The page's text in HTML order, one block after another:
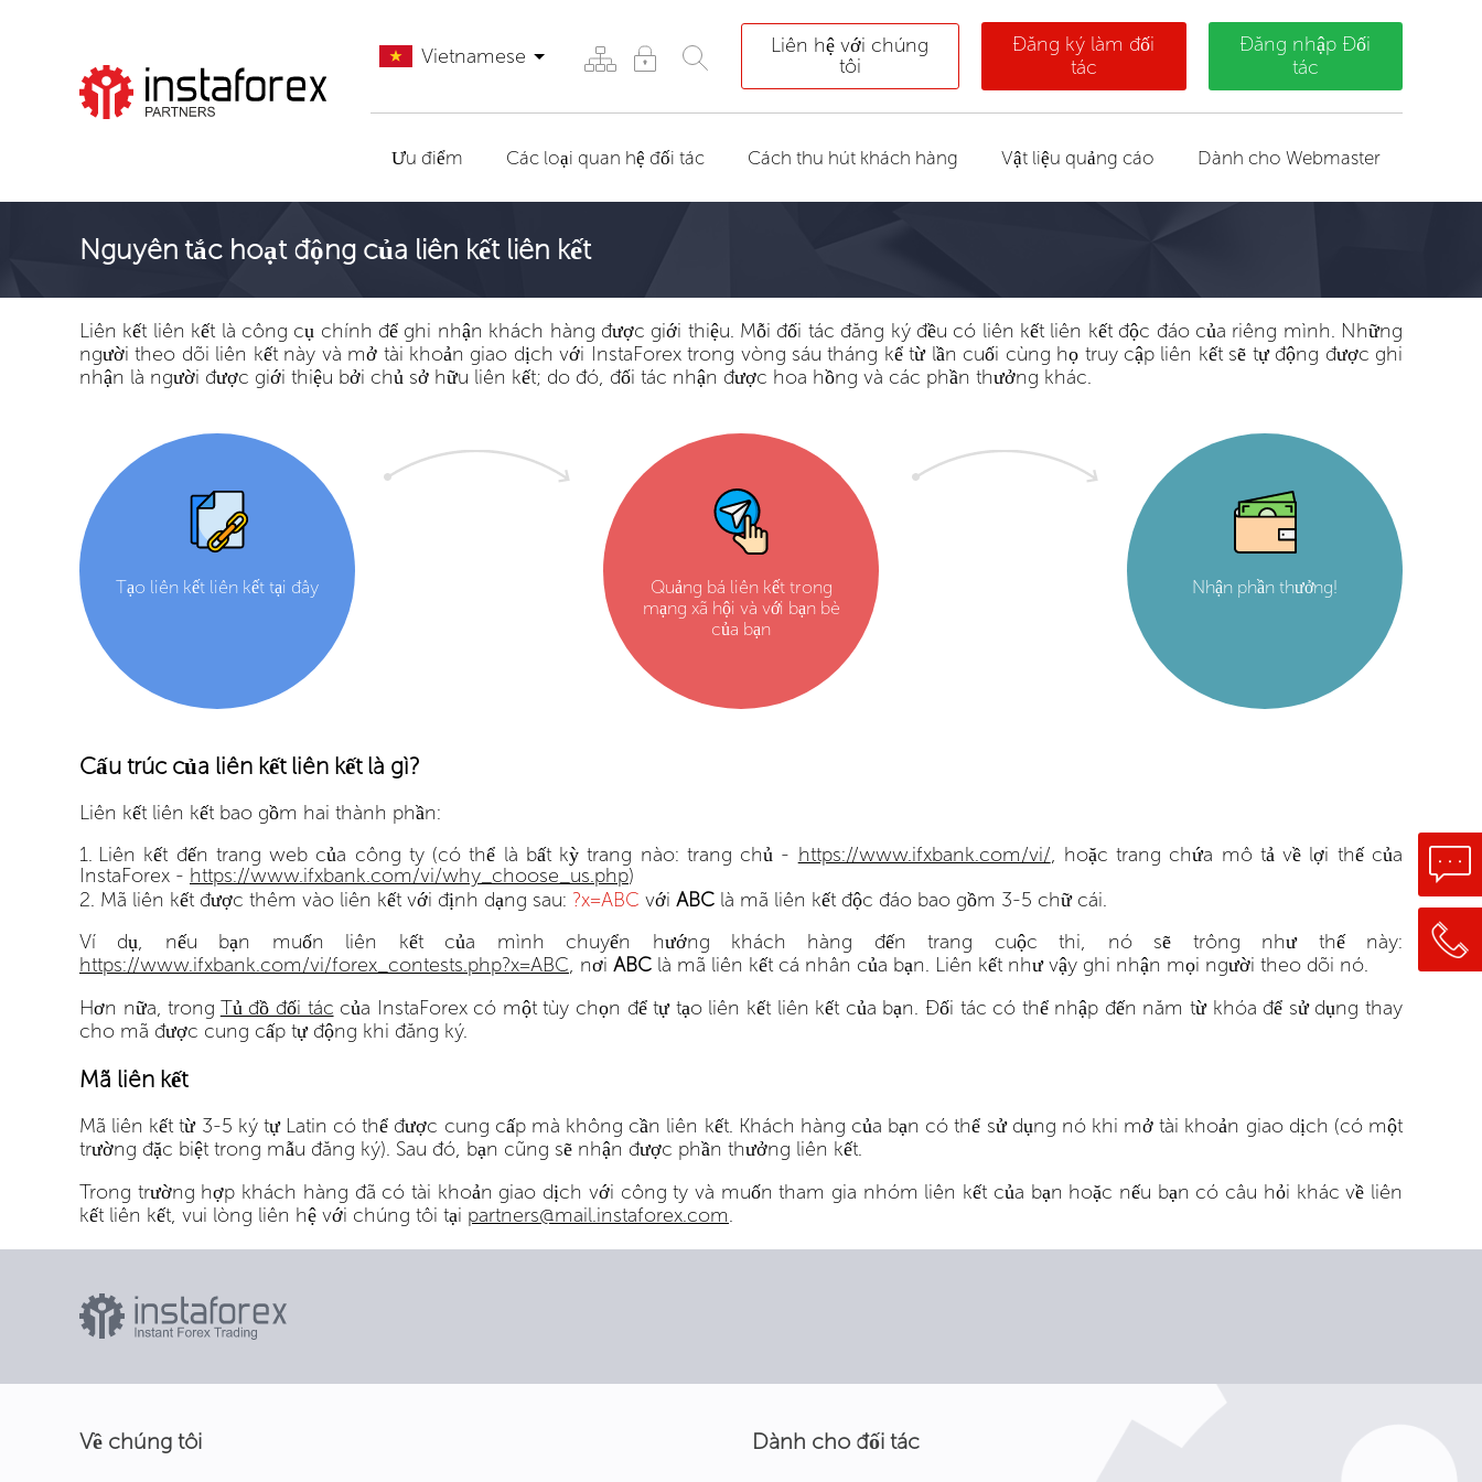
Vietnamese
Liên hệ với chúng
tôi
Đăng ký làm đối
tác
Đăng nhập Đối
tác
Ưu điểm Các loại quan hệ đối tác Cách thu hút khách hàng Vật liệu quảng cáo Dành cho Webmaster
Nguyên tắc hoạt động của liên kết liên kết
Liên kết liên kết là công cụ chính để ghi nhận khách hàng được giới thiệu. Mỗi đối tác đăng ký đều có liên kết liên kết độc đáo của riêng mình. Những
người theo dõi liên kết này và mở tài khoản giao dịch với InstaForex trong vòng sáu tháng kể từ lần cuối cùng họ truy cập liên kết sẽ tự động được ghi
nhận là người được giới thiệu bởi chủ sở hữu liên kết; do đó, đối tác nhận được hoa hồng và các phần thưởng khác.
Tạo liên kết liên kết tại đây
Quảng bá liên kết trong
mạng xã hội và với bạn bè
của bạn
Nhận phần thưởng!
Cấu trúc của liên kết liên kết là gì?
Liên kết liên kết bao gồm hai thành phần:
Liên kết đến trang web của công ty (có thể là bất kỳ trang nào: trang chủ - https://www.ifxbank.com/vi/, hoặc trang chứa mô tả về lợi thế của
InstaForex - https://www.ifxbank.com/vi/why_choose_us.php)
Mã liên kết được thêm vào liên kết với định dạng sau: ?x=ABC với ABC là mã liên kết độc đáo bao gồm 3-5 chữ cái.
Ví dụ, nếu bạn muốn liên kết của mình chuyển hướng khách hàng đến trang cuộc thi, nó sẽ trông như thế này:
https://www.ifxbank.com/vi/forex_contests.php?x=ABC, nơi ABC là mã liên kết cá nhân của bạn. Liên kết như vậy ghi nhận mọi người theo dõi nó.
Hơn nữa, trong Tủ đồ đối tác của InstaForex có một tùy chọn để tự tạo liên kết liên kết của bạn. Đối tác có thể nhập đến năm từ khóa để sử dụng thay
cho mã được cung cấp tự động khi đăng ký.
Mã liên kết
Mã liên kết từ 3-5 ký tự Latin có thể được cung cấp mà không cần liên kết. Khách hàng của bạn có thể sử dụng nó khi mở tài khoản giao dịch (có một
trường đặc biệt trong mẫu đăng ký). Sau đó, bạn cũng sẽ nhận được phần thưởng liên kết.
Trong trường hợp khách hàng đã có tài khoản giao dịch với công ty và muốn tham gia nhóm liên kết của bạn hoặc nếu bạn có câu hỏi khác về liên
kết liên kết, vui lòng liên hệ với chúng tôi tại partners@mail.instaforex.com.
Về chúng tôi Dành cho đối tác